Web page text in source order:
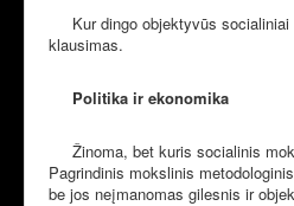
Kur dingo objektyvūs socialiniai
klausimas.
Politika ir ekonomika
Žinoma, bet kuris socialinis
Pagrindinis mokslinis
be jos neįmanomas gilesnis ir